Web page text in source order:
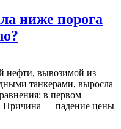
ниже порога
нефти, вывозимой из
танкерами, выросла
в первом
Причина — падение цены